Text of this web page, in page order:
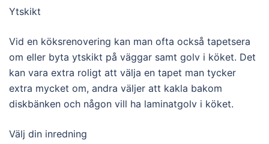
Ytskikt
Vid en köksrenovering kan man ofta också tapetsera
om eller byta ytskikt på väggar samt golv i köket. Det
kan vara extra roligt att välja en tapet man tycker
extra mycket om, andra väljer att kakla bakom
diskbänken och någon vill ha laminatgolv i köket.
Välj din inredning